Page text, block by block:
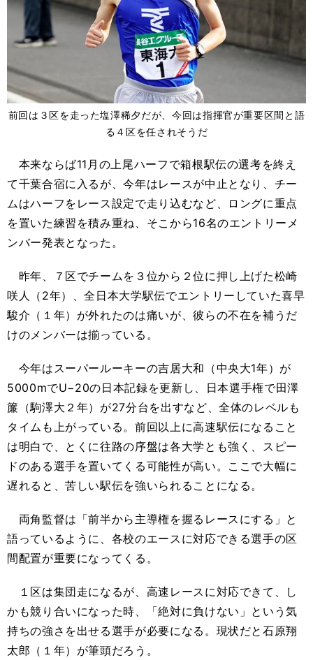
前回は３区を走った塩澤稀夕だが、今回は指揮官が重要区間と語
る４区を任されそうだ
本来ならば11月の上尾ハーフで箱根駅伝の選考を終え
て千葉合宿に入るが、今年はレースが中止となり、チー
ムはハーフをレース設定で走り込むなど、ロングに重点
を置いた練習を積み重ね、そこから16名のエントリーメ
ンバー発表となった。
昨年、７区でチームを３位から２位に押し上げた松崎
咲人（2年）、全日本大学駅伝でエントリーしていた喜早
駿介（１年）が外れたのは痛いが、彼らの不在を補うだ
けのメンバーは揃っている。
今年はスーパールーキーの吉居大和（中央大1年）が
5000mでU−20の日本記録を更新し、日本選手権で田澤
簾（駒澤大２年）が27分台を出すなど、全体のレベルも
タイムも上がっている。前回以上に高速駅伝になること
は明白で、とくに往路の序盤は各大学とも強く、スピー
ドのある選手を置いてくる可能性が高い。ここで大幅に
遅れると、苦しい駅伝を強いられることになる。
両角監督は「前半から主導権を握るレースにする」と
語っているように、各校のエースに対応できる選手の区
間配置が重要になってくる。
１区は集団走になるが、高速レースに対応できて、し
かも競り合いになった時、「絶対に負けない」という気
持ちの強さを出せる選手が必要になる。現状だと石原翔
太郎（１年）が筆頭だろう。